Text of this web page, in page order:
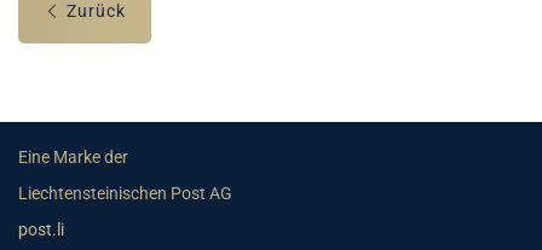
Zurück
Eine Marke der
Liechtensteinischen Post AG
post.li